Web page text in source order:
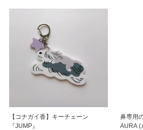
【コナガイ香】キーチェーン
『JUMP』
鼻専用
AURA (